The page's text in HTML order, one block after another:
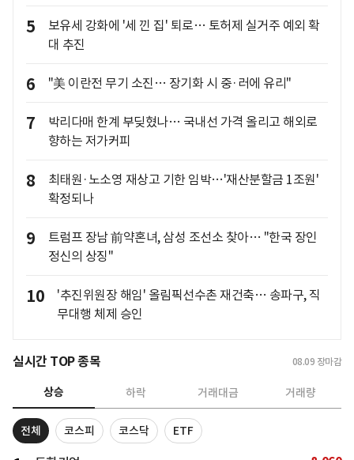
5
보유세 강화에 '세 낀 집' 퇴로… 토허제 실거주 예외 확
대 추진
6 "美 이란전 무기 소진… 장기화 시 중·러에 유리"
7
박리다매 한계 부딪혔나… 국내선 가격 올리고 해외로
향하는 저가커피
8
최태원·노소영 재상고 기한 임박…'재산분할금 1조원'
확정되나
9
트럼프 장남 前약혼녀, 삼성 조선소 찾아… "한국 장인
정신의 상징"
10
'추진위원장 해임' 올림픽선수촌 재건축… 송파구, 직
무대행 체제 승인
실시간 TOP 종목 08.09 장마감
상승 하락 거래대금 거래량
전체 코스피 코스닥 ETF